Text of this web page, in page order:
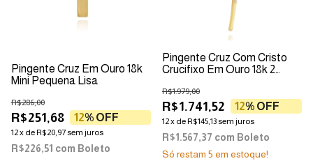
Pingente Cruz Em Ouro 18k
Mini Pequena Lisa
R$251,68
R$286,00
12% OFF
12x deR$20,97sem juros
R$226,51 com Boleto
Pingente Cruz Com Cristo
Crucifixo Em Ouro 18k 2
R$1.741,52
R$1.979,00
12% OFF
12x deR$145,13sem juros
R$1.567,37 com Boleto
Só restam 5 em estoque!